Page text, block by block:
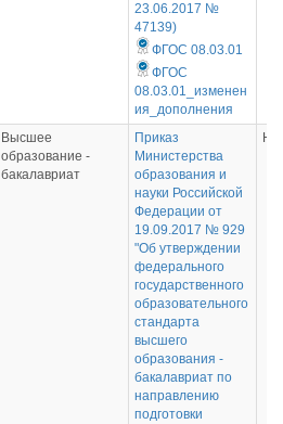
23.06.2017 №
47139)
ФГОС 08.03.01
ФГОС
08.03.01_изменен
ия_дополнения
Высшее
образование -
бакалавриат
Приказ
Министерства
образования и
науки Российской
Федерации от
19.09.2017 № 929
"Об утверждении
федерального
государственного
образовательного
стандарта
высшего
образования -
бакалавриат по
направлению
подготовки
Не